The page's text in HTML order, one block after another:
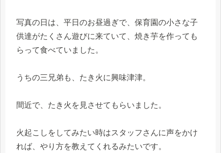
写真の日は、平日のお昼過ぎで、保育園の小さな子
供達がたくさん遊びに来ていて、焼き芋を作っても
らって食べていました。
うちの三兄弟も、たき火に興味津津。
間近で、たき火を見させてもらいました。
火起こしをしてみたい時はスタッフさんに声をかけ
れば、やり方を教えてくれるみたいです。